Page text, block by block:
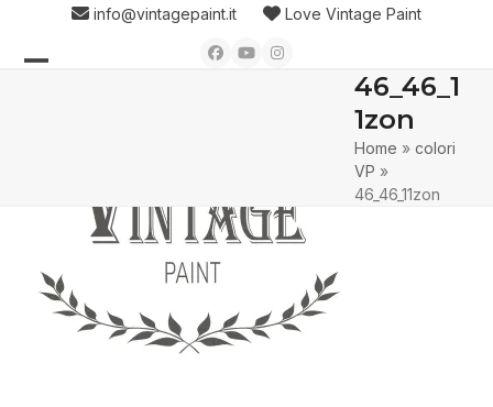
content
info@vintagepaint.it Love Vintage Paint
Facebook
YouTubeInstagram
46_46_1
1zon
Home »colori
VP »
46_46_11zon